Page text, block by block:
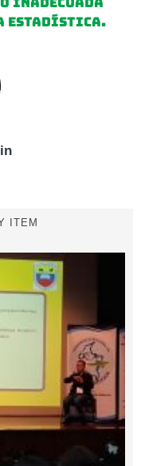
estadística.
ITEM